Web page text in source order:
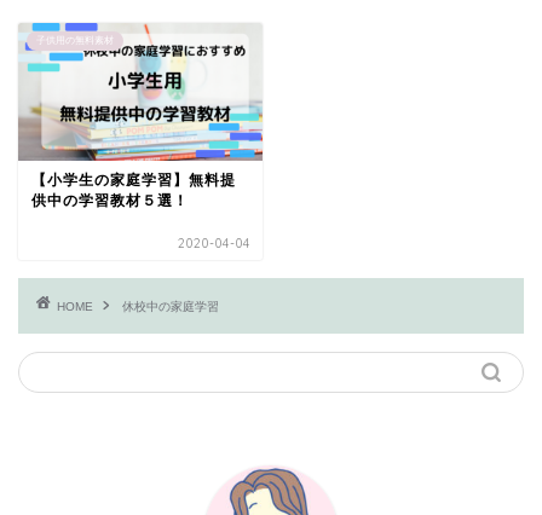
子供用の無料素材
【小学生の家庭学習】無料提
供中の学習教材５選！
2020-04-04
HOME 休校中の家庭学習